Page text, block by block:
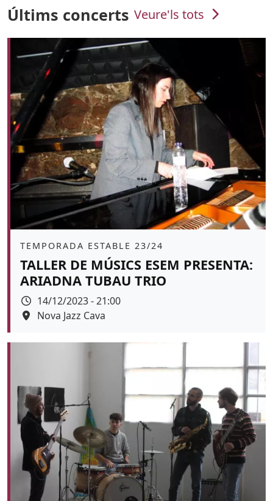
Últims concerts Veure'ls tots
Àmbit
TEMPORADA ESTABLE 23/24
TALLER DE MÚSICS ESEM PRESENTA:
ARIADNA TUBAU TRIO
Data
14/12/2023 - 21:00
Espai
Nova Jazz Cava